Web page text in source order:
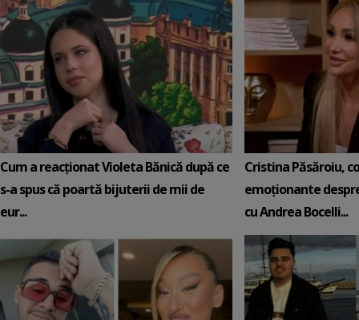
Cum a reacționat Violeta Bănică după ce
s-a spus că poartă bijuterii de mii de
eur...
Cristina Păsăroiu,
emoționante
cu Andrea Bocelli...